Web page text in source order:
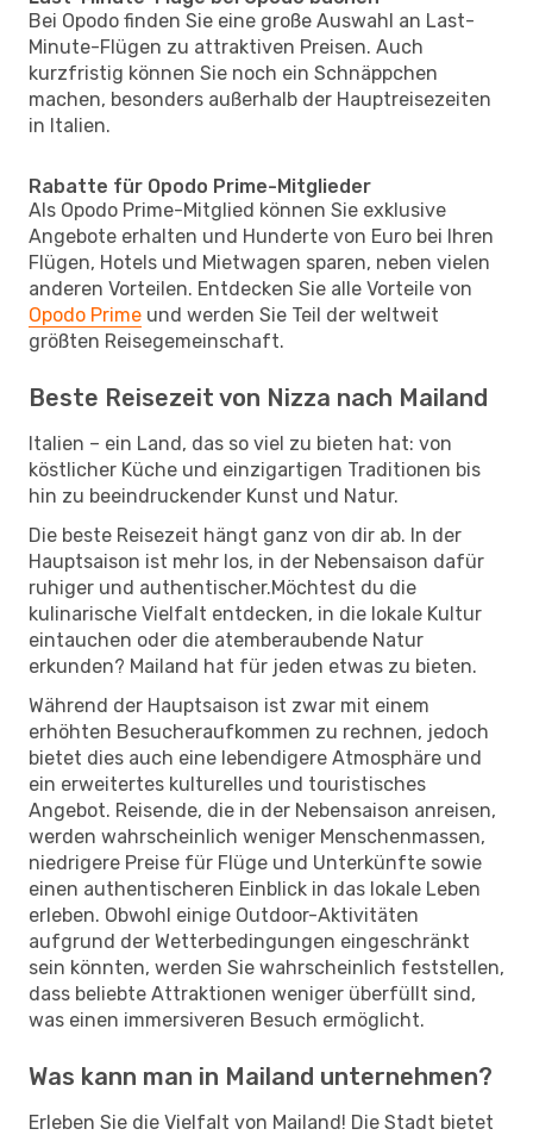
Bei Opodo finden Sie eine große Auswahl an Last-
Minute-Flügen zu attraktiven Preisen. Auch
kurzfristig können Sie noch ein Schnäppchen
machen, besonders außerhalb der Hauptreisezeiten
in Italien.
Rabatte für Opodo Prime-Mitglieder
Als Opodo Prime-Mitglied können Sie exklusive
Angebote erhalten und Hunderte von Euro bei Ihren
Flügen, Hotels und Mietwagen sparen, neben vielen
anderen Vorteilen. Entdecken Sie alle Vorteile von
Opodo Prime und werden Sie Teil der weltweit
größten Reisegemeinschaft.
Beste Reisezeit von Nizza nach Mailand
Italien – ein Land, das so viel zu bieten hat: von
köstlicher Küche und einzigartigen Traditionen bis
hin zu beeindruckender Kunst und Natur.
Die beste Reisezeit hängt ganz von dir ab. In der
Hauptsaison ist mehr los, in der Nebensaison dafür
ruhiger und authentischer.Möchtest du die
kulinarische Vielfalt entdecken, in die lokale Kultur
eintauchen oder die atemberaubende Natur
erkunden? Mailand hat für jeden etwas zu bieten.
Während der Hauptsaison ist zwar mit einem
erhöhten Besucheraufkommen zu rechnen, jedoch
bietet dies auch eine lebendigere Atmosphäre und
ein erweitertes kulturelles und touristisches
Angebot. Reisende, die in der Nebensaison anreisen,
werden wahrscheinlich weniger Menschenmassen,
niedrigere Preise für Flüge und Unterkünfte sowie
einen authentischeren Einblick in das lokale Leben
erleben. Obwohl einige Outdoor-Aktivitäten
aufgrund der Wetterbedingungen eingeschränkt
sein könnten, werden Sie wahrscheinlich feststellen,
dass beliebte Attraktionen weniger überfüllt sind,
was einen immersiveren Besuch ermöglicht.
Was kann man in Mailand unternehmen?
Erleben Sie die Vielfalt von Mailand! Die Stadt bietet